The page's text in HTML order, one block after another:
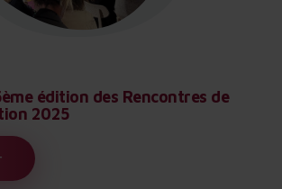
édition des Rencontres de
2025